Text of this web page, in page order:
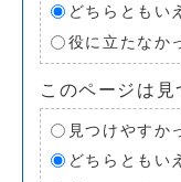
どちらともい
役に立たなか
このページは見
見つけやすか
どちらともい